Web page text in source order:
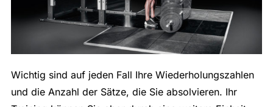
Wichtig sind auf jeden Fall Ihre Wiederholungszahlen
und die Anzahl der Sätze, die Sie absolvieren. Ihr